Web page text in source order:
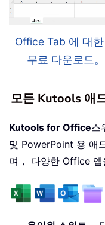
Office Tab 에 대한
무료 다운로드。
모든 Kutools 애
Kutools for Office스
및 PowerPoint 용 애
며， 다양한 Office 앱